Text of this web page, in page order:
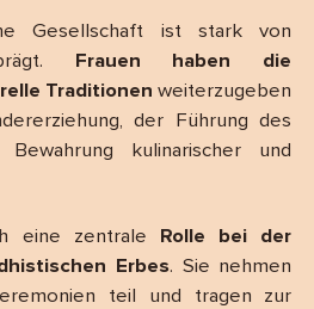
Gesellschaft ist stark von
Frauen haben die
Traditionen weiterzugeben
der Führung des
kulinarischer und
eine zentrale
Rolle bei der
Erbes. Sie nehmen
teil und tragen zur